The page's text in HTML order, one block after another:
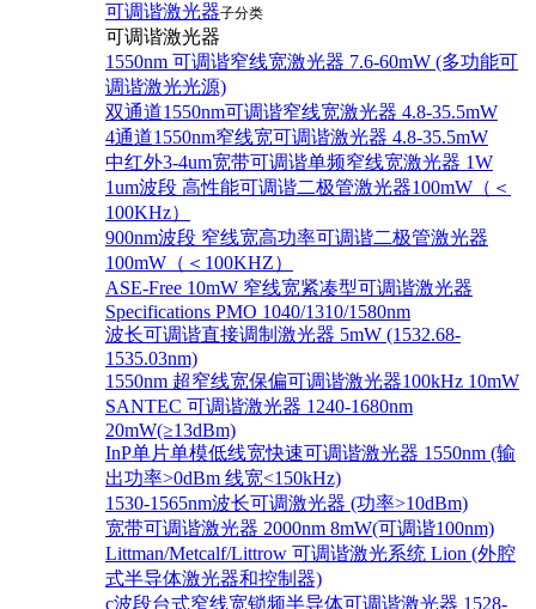
可调谐激光器子分类
可调谐激光器
1550nm 可调谐窄线宽激光器 7.6-60mW (多功能可
调谐激光光源)
双通道1550nm可调谐窄线宽激光器 4.8-35.5mW
4通道1550nm窄线宽可调谐激光器 4.8-35.5mW
中红外3-4um宽带可调谐单频窄线宽激光器 1W
1um波段 高性能可调谐二极管激光器100mW（＜
100KHz）
900nm波段 窄线宽高功率可调谐二极管激光器
100mW（＜100KHZ）
ASE-Free 10mW 窄线宽紧凑型可调谐激光器
Specifications PMO 1040/1310/1580nm
波长可调谐直接调制激光器 5mW (1532.68-
1535.03nm)
1550nm 超窄线宽保偏可调谐激光器100kHz 10mW
SANTEC 可调谐激光器 1240-1680nm
20mW(≥13dBm)
InP单片单模低线宽快速可调谐激光器 1550nm (输
出功率>0dBm 线宽<150kHz)
1530-1565nm波长可调激光器 (功率>10dBm)
宽带可调谐激光器 2000nm 8mW(可调谐100nm)
Littman/Metcalf/Littrow 可调谐激光系统 Lion (外腔
式半导体激光器和控制器)
c波段台式窄线宽锁频半导体可调谐激光器 1528-